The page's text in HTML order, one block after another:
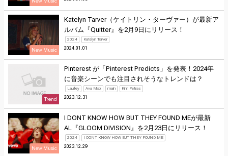
New Music
Katelyn Tarver（ケイトリン・ターヴァー）が最新ア
ルバム『Quitter』を2月9日にリリース！
2024 Katelyn Tarver
2024.01.01
Trend
Pinterest が「Pinterest Predicts」を発表！2024年
に音楽シーンでも注目されそうなトレンドは？
Laufey Ava Max main Kim Petras
2023.12.31
New Music
I DONT KNOW HOW BUT THEY FOUND MEが最新
AL『GLOOM DIVISION』を2月23日にリリース！
2024 I DONT KNOW HOW BUT THEY FOUND ME
2023.12.29